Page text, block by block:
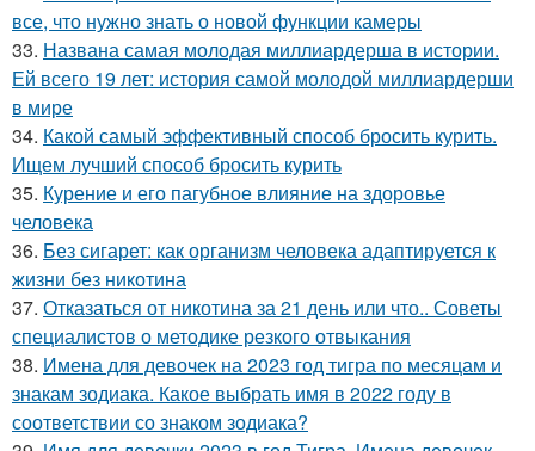
все, что нужно знать о новой функции камеры
33. Названа самая молодая миллиардерша в истории.
Ей всего 19 лет: история самой молодой миллиардерши
в мире
34. Какой самый эффективный способ бросить курить.
Ищем лучший способ бросить курить
35. Курение и его пагубное влияние на здоровье
человека
36. Без сигарет: как организм человека адаптируется к
жизни без никотина
37. Отказаться от никотина за 21 день или что.. Советы
специалистов о методике резкого отвыкания
38. Имена для девочек на 2023 год тигра по месяцам и
знакам зодиака. Какое выбрать имя в 2022 году в
соответствии со знаком зодиака?